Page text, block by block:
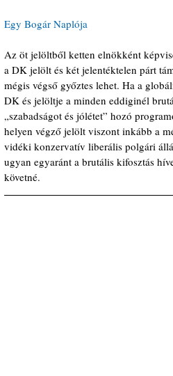
Egy Bogár Naplója
Az öt jelöltből ketten elnökként
a DK jelölt és két jelentéktelen párt
mégis végső győztes lehet. Ha a
DK és jelöltje a minden eddiginél
„szabadságot és jólétet” hozó
helyen végző jelölt viszont inkább a
vidéki konzervatív liberális polgári
ugyan egyaránt a brutális kifosztás
követné.